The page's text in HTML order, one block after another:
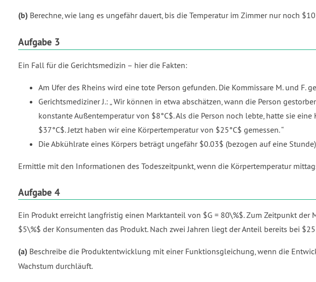
(b) Berechne, wie lang es ungefähr dauert, bis die Temperatur im Zimmer nur noch
Aufgabe 3
Ein Fall für die Gerichtsmedizin – hier die Fakten:
Am Ufer des Rheins wird eine tote Person gefunden. Die Kommissare M. und F.
Gerichtsmediziner J.: Wir können in etwa abschätzen, wann die Person
konstante Außentemperatur von $8°C$. Als die Person noch lebte, hatte sie
$37°C$. Jetzt haben wir eine Körpertemperatur von $25°C$ gemessen.
Die Abkühlrate eines Körpers beträgt ungefähr $0.03$ (bezogen auf eine
Ermittle mit den Informationen des Todeszeitpunkt, wenn die Körpertemperatur
Aufgabe 4
Ein Produkt erreicht langfristig einen Marktanteil von $G = 80\%$. Zum Zeitpunkt der
$5\%$ der Konsumenten das Produkt. Nach zwei Jahren liegt der Anteil bereits bei
(a) Beschreibe die Produktentwicklung mit einer Funktionsgleichung, wenn die
Wachstum durchläuft.